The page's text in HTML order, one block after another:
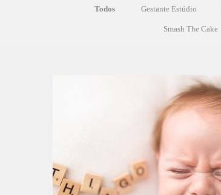
Todos Gestante Estúdio
Smash The Cake